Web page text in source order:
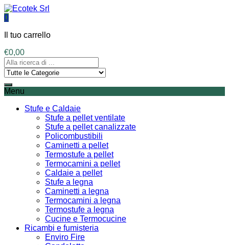
0
Il tuo carrello
€0,00
Menu
Stufe e Caldaie
Stufe a pellet ventilate
Stufe a pellet canalizzate
Policombustibili
Caminetti a pellet
Termostufe a pellet
Termocamini a pellet
Caldaie a pellet
Stufe a legna
Caminetti a legna
Termocamini a legna
Termostufe a legna
Cucine e Termocucine
Ricambi e fumisteria
Enviro Fire